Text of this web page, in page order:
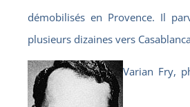
démobilisés en Provence. Il
plusieurs dizaines vers
Varian Fry,